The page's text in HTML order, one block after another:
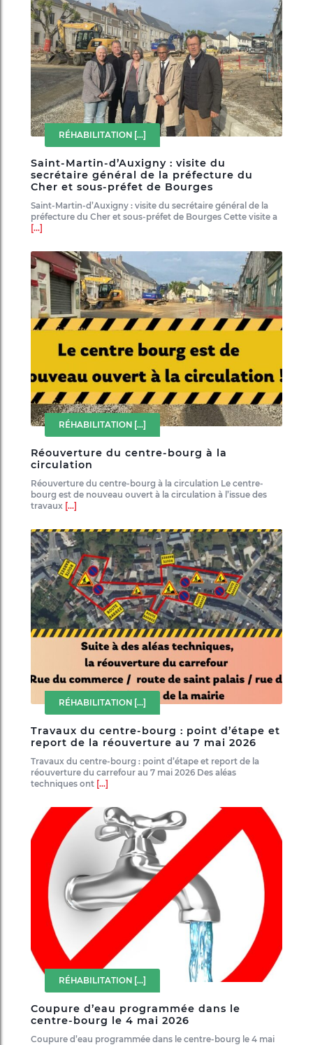
RÉHABILITATION [...]
Saint-Martin-d’Auxigny : visite du
secrétaire général de la préfecture du
Cher et sous-préfet de Bourges
Saint-Martin-d’Auxigny : visite du secrétaire général de la
préfecture du Cher et sous-préfet de Bourges Cette visite a
[...]
RÉHABILITATION [...]
Réouverture du centre-bourg à la
circulation
Réouverture du centre-bourg à la circulation Le centre-
bourg est de nouveau ouvert à la circulation à l’issue des
travaux [...]
RÉHABILITATION [...]
Travaux du centre-bourg : point d’étape et
report de la réouverture au 7 mai 2026
Travaux du centre-bourg : point d’étape et report de la
réouverture du carrefour au 7 mai 2026 Des aléas
techniques ont [...]
RÉHABILITATION [...]
Coupure d’eau programmée dans le
centre-bourg le 4 mai 2026
Coupure d’eau programmée dans le centre-bourg le 4 mai